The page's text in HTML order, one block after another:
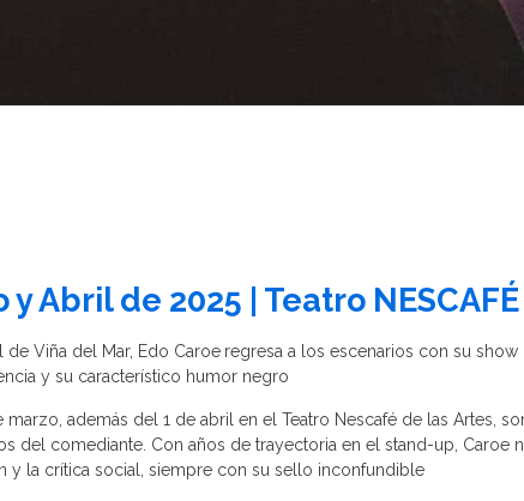
Abril de 2025 | Teatro
de Viña del Mar, Edo Caroe regresa a los escenarios con su show
y su característico humor negro
marzo, además del 1 de abril en el Teatro Nescafé de las Artes,
del comediante. Con años de trayectoria en el stand-up, Caroe
y la crítica social, siempre con su sello inconfundible